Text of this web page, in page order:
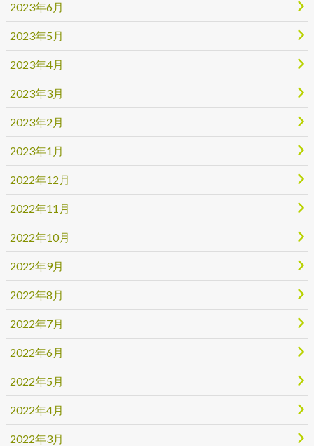
2023年6月
2023年5月
2023年4月
2023年3月
2023年2月
2023年1月
2022年12月
2022年11月
2022年10月
2022年9月
2022年8月
2022年7月
2022年6月
2022年5月
2022年4月
2022年3月